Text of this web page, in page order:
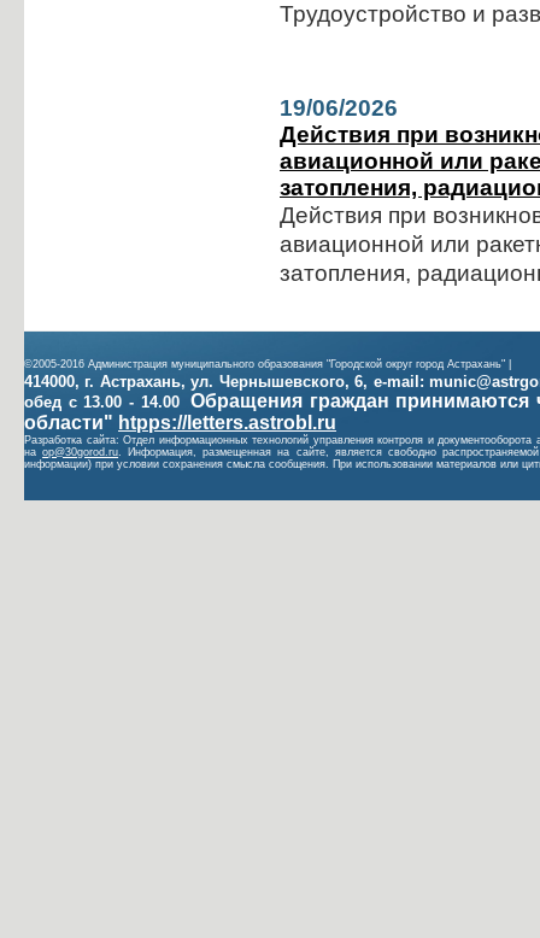
Трудоустройство и
19/06/2026
Действия при
авиационной или
затопления,
Действия при
авиационной или
затопления,
©2005-2016 Администрация муниципального образования "Городской округ город Астрахань" |
414000, г. Астрахань, ул. Чернышевского, 6, e-mail:
обед с 13.00 - 14.00
Обращения граждан принимаются
области" htpps://letters.astrobl.ru
Разработка сайта: Отдел информационных технологий управления контроля и
наop@30gorod.ru. Информация, размещенная на сайте, является свободно
информации) при условии сохранения смысла сообщения. При использовании материалов или